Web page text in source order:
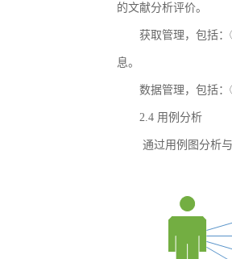
的文献分析评价。
获取管理，包括
息。
数据管理，包括
2.4 用例分析
通过用例图分析